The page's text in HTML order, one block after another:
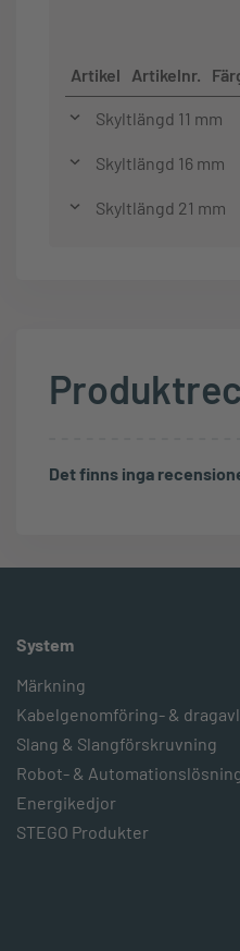
Artikel Artikelnr.
Skyltlängd 11 mm
Skyltlängd 16 mm
Skyltlängd 21 mm
Det finns inga
System
Märkning
Kabelgenomföring- &
Slang & Slangförskruvning
Robot- &
Energikedjor
STEGO Produkter